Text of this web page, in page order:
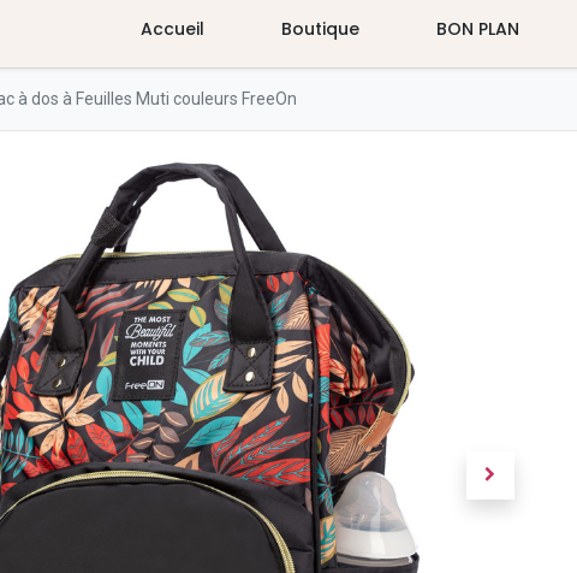
Accueil Boutique BON PLAN
à dos à Feuilles Muti couleurs FreeOn